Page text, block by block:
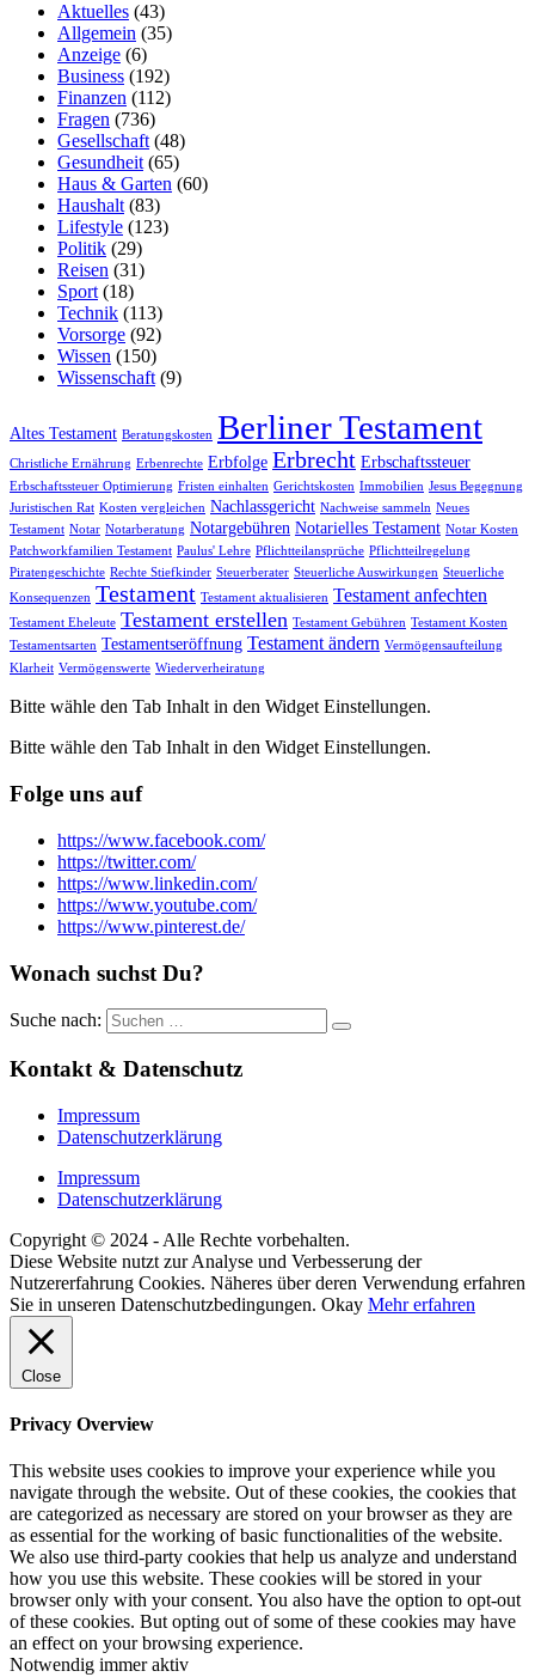
Aktuelles (43)
Allgemein (35)
Anzeige (6)
Business (192)
Finanzen (112)
Fragen (736)
Gesellschaft(48)
Gesundheit(65)
Haus & Garten (60)
Haushalt(83)
Lifestyle (123)
Politik (29)
Reisen (31)
Sport(18)
Technik (113)
Vorsorge (92)
Wissen (150)
Wissenschaft(9)
Altes Testament Beratungskosten Berliner Testament
Christliche Ernährung Erbenrechte Erbfolge Erbrecht Erbschaftssteuer
Erbschaftssteuer Optimierung Fristen einhalten Gerichtskosten Immobilien Jesus Begegnung
Juristischen Rat Kosten vergleichen Nachlassgericht Nachweise sammeln Neues
Testament Notar Notarberatung Notargebühren Notarielles Testament Notar Kosten
Patchworkfamilien Testament Paulus' Lehre Pflichtteilansprüche Pflichtteilregelung
Piratengeschichte Rechte Stiefkinder Steuerberater Steuerliche Auswirkungen Steuerliche
Konsequenzen Testament Testament aktualisieren Testament anfechten
Testament Eheleute Testament erstellen Testament Gebühren Testament Kosten
Testamentsarten Testamentseröffnung Testament ändern Vermögensaufteilung
Klarheit Vermögenswerte Wiederverheiratung
Bitte wähle den Tab Inhalt in den Widget Einstellungen.
Bitte wähle den Tab Inhalt in den Widget Einstellungen.
Folge uns auf
https://www.facebook.com/
https://twitter.com/
https://www.linkedin.com/
https://www.youtube.com/
https://www.pinterest.de/
Wonach suchst Du?
Suche nach:
Kontakt & Datenschutz
Impressum
Datenschutzerklärung
Impressum
Datenschutzerklärung
Copyright © 2024 - Alle Rechte vorbehalten.
Diese Website nutzt zur Analyse und Verbesserung der
Nutzererfahrung Cookies. Näheres über deren Verwendung erfahren
Sie in unseren Datenschutzbedingungen. Okay Mehr erfahren
Close
Privacy Overview
This website uses cookies to improve your experience while you
navigate through the website. Out of these cookies, the cookies that
are categorized as necessary are stored on your browser as they are
as essential for the working of basic functionalities of the website.
We also use third-party cookies that help us analyze and understand
how you use this website. These cookies will be stored in your
browser only with your consent. You also have the option to opt-out
of these cookies. But opting out of some of these cookies may have
an effect on your browsing experience.
Notwendig immer aktiv